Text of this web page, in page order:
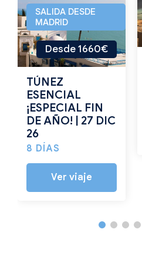
Desde 1660€
SALIDA DESDE
MADRID
TÚNEZ
ESENCIAL
¡ESPECIAL FIN
DE AÑO! | 27 DIC
26
8 DÍAS
Ver viaje